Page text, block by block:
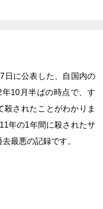
日に公表した、自国内の
10月半ばの時点で、す
殺されたことがわかりま
年の1年間に殺されたサ
最悪の記録です。